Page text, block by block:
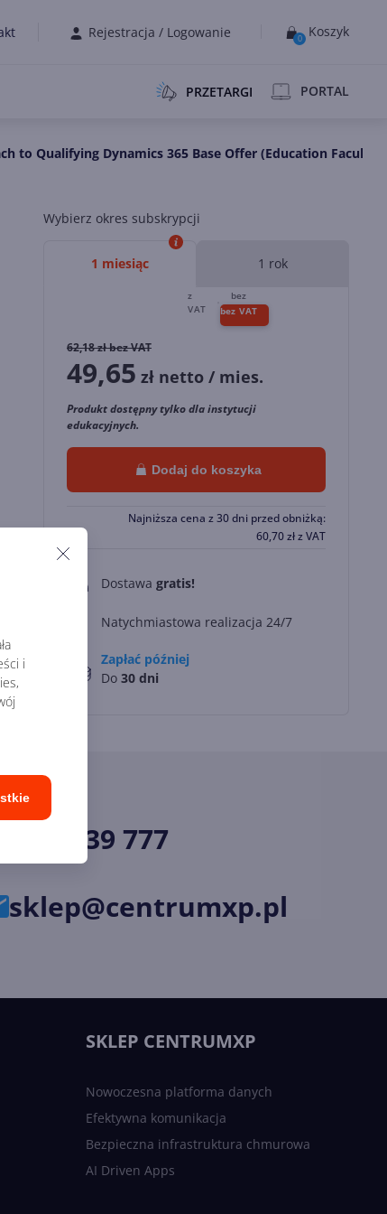
i
Rejestracja / Logowanie 0 Koszyk
PRZETARGI PORTAL
to Qualifying Dynamics 365 Base Offer (Education Faculty
Wybierz okres subskrypcji
1 miesiąc 1 rok
62,18zł bez VAT
49,65 zł netto / mies.
Produkt dostępny tylko dla instytucji
edukacyjnych.
Dodaj do koszyka
Najniższa cena z 30 dni przed obniżką:
60,70złz VAT
Dostawa gratis!
Natychmiastowa realizacja 24/7
Zapłać później
Do 30 dni
34 33 39 777
sklep@centrumxp.pl
SKLEP CENTRUMXP
Nowoczesna platforma danych
Efektywna komunikacja
Bezpieczna infrastruktura chmurowa
AI Driven Apps